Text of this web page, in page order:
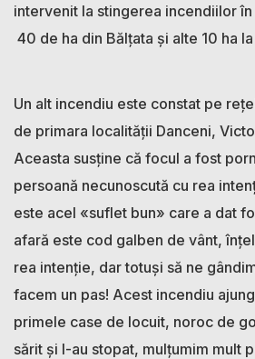
intervenit la stingerea incendiilor
40 de ha din Bălțata și alte 10 ha
Un alt incendiu este constat pe
de primara localității Danceni,
Aceasta susține că focul a fost
persoană necunoscută cu rea
este acel «suflet bun» care a dat
afară este cod galben de vânt,
rea intenție, dar totuși să ne
facem un pas! Acest incendiu
primele case de locuit, noroc de
sărit și l-au stopat, mulțumim mult